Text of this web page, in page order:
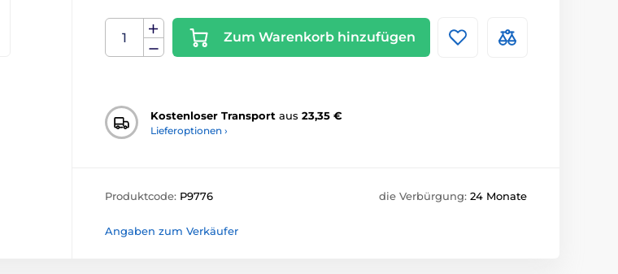
Zum Warenkorb hinzufügen
Kostenloser Transport aus 23,35 €
Lieferoptionen ›
Produktcode: P9776 die Verbürgung: 24 Monate
Angaben zum Verkäufer